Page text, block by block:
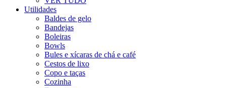
Utilidades
Baldes de gelo
Bandejas
Boleiras
Bowls
Bules e xícaras de chá e café
Cestos de lixo
Copo e taças
Cozinha